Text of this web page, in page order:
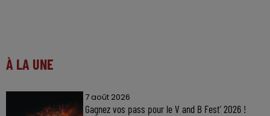
À LA UNE
7 août 2026
Gagnez vos pass pour le V and B Fest' 2026 !